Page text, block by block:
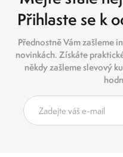
Přihlaste se k
Přednostně Vám zašleme
novinkách. Získáte
někdy zašleme slevový